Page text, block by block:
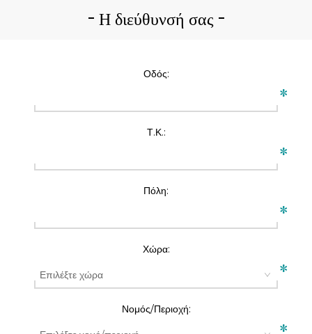
Η διεύθυνσή σας
Οδός:
*
Τ.Κ.:
*
Πόλη:
*
Χώρα:
*
Νομός/Περιοχή: